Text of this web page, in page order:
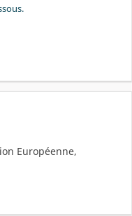
Européenne,